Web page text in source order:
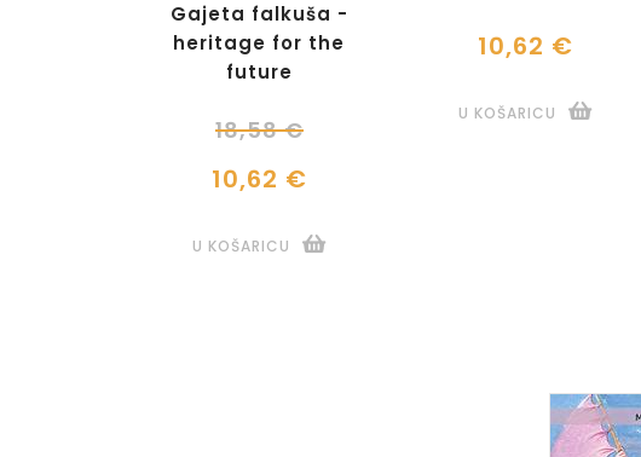
Gajeta falkuša -
heritage for the
future
18,58 €
10,62 €
U KOŠARICU
10,62 €
U KOŠARICU